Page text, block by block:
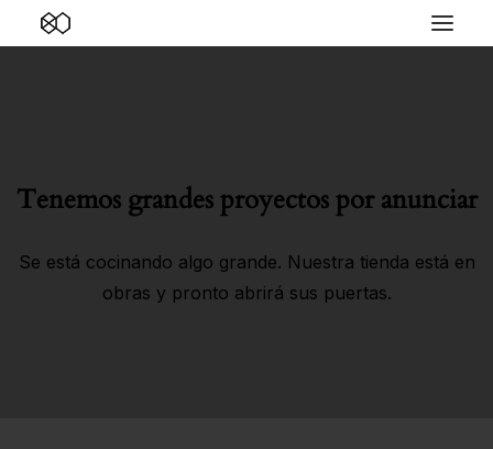
Tenemos grandes proyectos por anunciar
Se está cocinando algo grande. Nuestra tienda está en
obras y pronto abrirá sus puertas.